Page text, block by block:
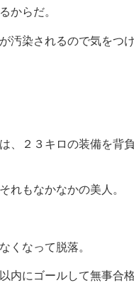
からだ。
汚染されるので気をつ
、２３キロの装備を背
れもなかなかの美人。
くなって脱落。
内にゴールして無事合格